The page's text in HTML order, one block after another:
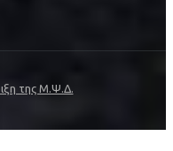
της Μ.Ψ.Δ.